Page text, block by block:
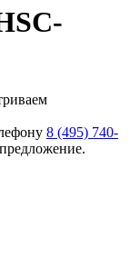
8 (495) 740-